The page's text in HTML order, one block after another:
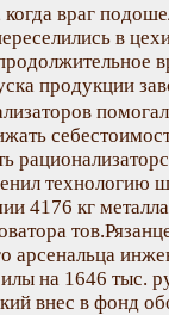
враг
в
продукции
технологию
4176 кг
арсенальца
на 1646 тыс.
внес в фонд